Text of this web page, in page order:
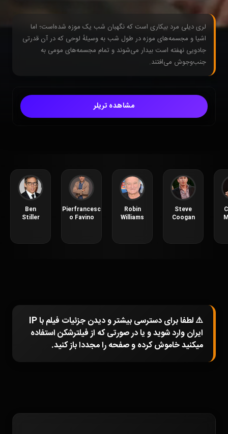
لری دیلی مرد بیکاری است که نگهبان شب یک موزه شده‌است؛ اما
اشیا و مجسمه‌های موزه در طول شب به وسیلهٔ لوحی که در آن قدرتی
جادویی نهفته است بیدار می‌شوند و تمام مجسمه‌های مومی به
جنب‌وجوش می‌افتند.
مشاهده تریلر
Ben
Stiller
Pierfrancesc
o Favino
Robin
Williams
Steve
Coogan
⚠️ لطفا برای دسترسی بیشتر و دیدن جزئیات فیلم با IP
ایران وارد شوید و یا در صورتی که از فیلترشکن استفاده
میکنید خاموش کرده و صفحه را مجددا باز کنید.